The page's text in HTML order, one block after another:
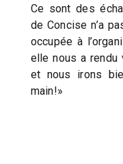
Ce sont des
de Concise n’a
occupée à
elle nous a
et nous irons
main!»